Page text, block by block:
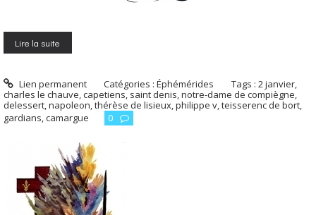
Lire la suite
Lien permanent Catégories :Éphémérides Tags :2 janvier,
charles le chauve,capetiens, saint denis,notre-dame de compiègne,
delessert,napoleon,thérèse de lisieux,philippe v,teisserenc de bort,
gardians,camargue 0